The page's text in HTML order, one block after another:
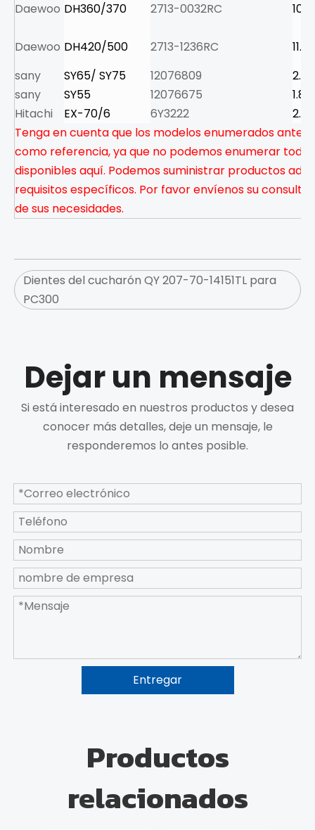
Daewoo DH360/370 2713-0032RC 10.5
Daewoo DH420/500 2713-1236RC
11.0
sany
SY65/ SY75 12076809
2.6
sany
SY55 12076675
1.8
Hitachi
EX-70/6 6Y3222
2.9
Tenga en cuenta que los modelos enumerados
como referencia, ya que no podemos enumerar
disponibles aquí. Podemos suministrar productos
requisitos específicos. Por favor envíenos su consulta
de sus necesidades.
Dientes del cucharón QY 207-70-14151TL para
PC300
Dejar un mensaje
Si está interesado en nuestros productos y desea
conocer más detalles, deje un mensaje, le
responderemos lo antes posible.
Entregar
Productos
relacionados